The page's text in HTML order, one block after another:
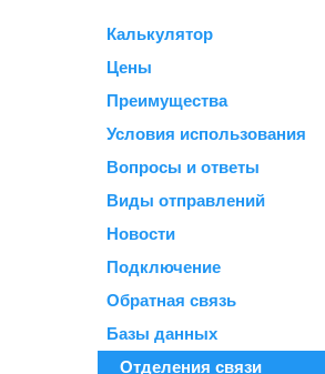
Калькулятор
Цены
Преимущества
Условия использования
Вопросы и ответы
Виды отправлений
Новости
Подключение
Обратная связь
Базы данных
Отделения связи